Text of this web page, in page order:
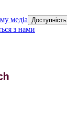
медіа Доступність
з нами